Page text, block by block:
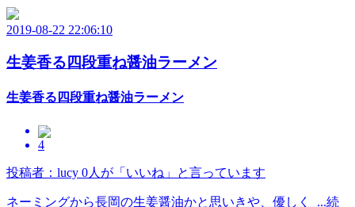
2019-08-22 22:06:10
生姜香る四段重ね醤油ラーメン
生姜香る四段重ね醤油ラーメン
4
投稿者：lucy 0人が「いいね」と言っています
ネーミングから長岡の生姜醤油かと思いきや、優しく ...続